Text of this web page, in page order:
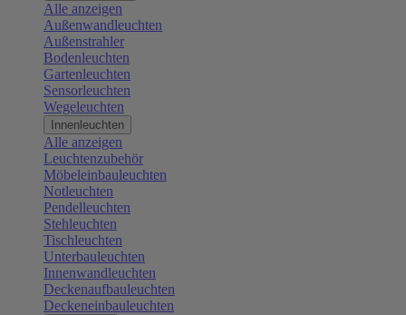
Alle anzeigen
Außenwandleuchten
Außenstrahler
Bodenleuchten
Gartenleuchten
Sensorleuchten
Wegeleuchten
Innenleuchten
Alle anzeigen
Leuchtenzubehör
Möbeleinbauleuchten
Notleuchten
Pendelleuchten
Stehleuchten
Tischleuchten
Unterbauleuchten
Innenwandleuchten
Deckenaufbauleuchten
Deckeneinbauleuchten